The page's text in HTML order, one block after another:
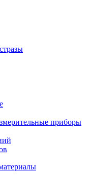
приборы